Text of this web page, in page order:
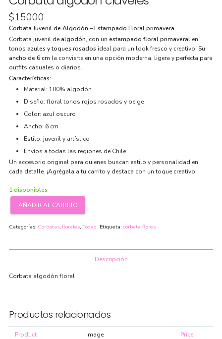
$15000
Corbata Juvenil de Algodón – Estampado Floral primavera
Corbata juvenil dealgodón, con un estampado floral primaveral en
tonos azules y toques rosados ideal para un look fresco y creativo. Su
ancho de 6 cm la convierte en una opción moderna, ligera y perfecta para
outfits casuales o diarios.
Características:
Material: 100% algodón
Diseño: floral tonos rojos rosados y beige
Color: azul oscuro
Ancho: 6 cm
Estilo: juvenil y artístico
Envíos a todas las regiones de Chile
Un accesorio original para quienes buscan estilo y personalidad en
cada detalle. ¡Agrégala a tu carrito y destaca con un toque creativo!
1 disponibles
Corbata
claveles
AÑADIR AL CARRITO
Categorías: Corbatas, florales, Todas Etiqueta: corbata flores
Descripción
Corbata algodón floral
Productos relacionados
Product Image Price